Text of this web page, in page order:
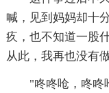
喊，见到妈妈却十
疚，也不知道一股
从此，我再也没有
"咚咚呛，咚咚